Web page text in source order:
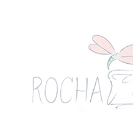
& Shoots